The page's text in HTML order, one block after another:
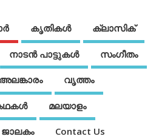
കൃതികൾ ക്ലാസിക്
നാടന്‍ പാട്ടുകള്‍ സംഗീതം
അലങ്കാരം വൃത്തം
മലയാളം
Contact Us